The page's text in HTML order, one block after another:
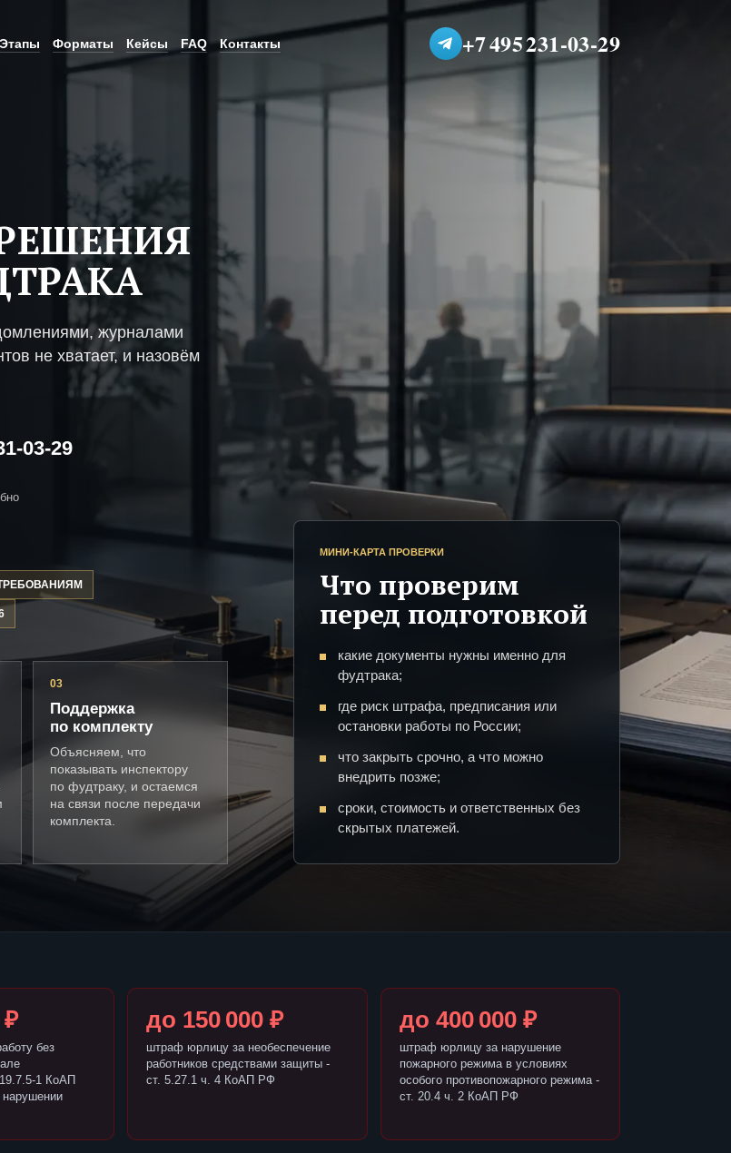
Этапы Форматы Кейсы FAQ Контакты +7 495 231-03-29
журналами
не хватает, и назовём
03-29
03
Поддержка
по комплекту
Объясняем, что
показывать инспектору
по фудтраку, и остаемся
на связи после передачи
комплекта.
МИНИ-КАРТА ПРОВЕРКИ
Что проверим
перед подготовкой
какие документы нужны именно для
фудтрака;
где риск штрафа, предписания или
остановки работы по России;
что закрыть срочно, а что можно
внедрить позже;
сроки, стоимость и ответственных без
скрытых платежей.
без
1 КоАП
до 150 000 ₽
штраф юрлицу за необеспечение
работников средствами защиты -
ст. 5.27.1 ч. 4 КоАП РФ
до 400 000 ₽
штраф юрлицу за нарушение
пожарного режима в условиях
особого противопожарного режима -
ст. 20.4 ч. 2 КоАП РФ